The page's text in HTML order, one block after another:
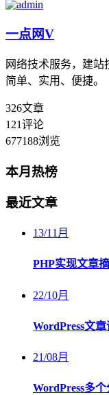
一点网V
网络技术服务，建站
简单、实用、便捷。
326文章
121评论
677188浏览
本月热榜
最近文章
13/11月
PHP实现文章
22/10月
WordPress文
21/08月
WordPress多